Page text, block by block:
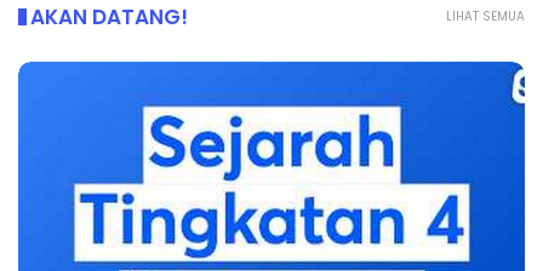
LIHAT SEMUA
AKAN DATANG!